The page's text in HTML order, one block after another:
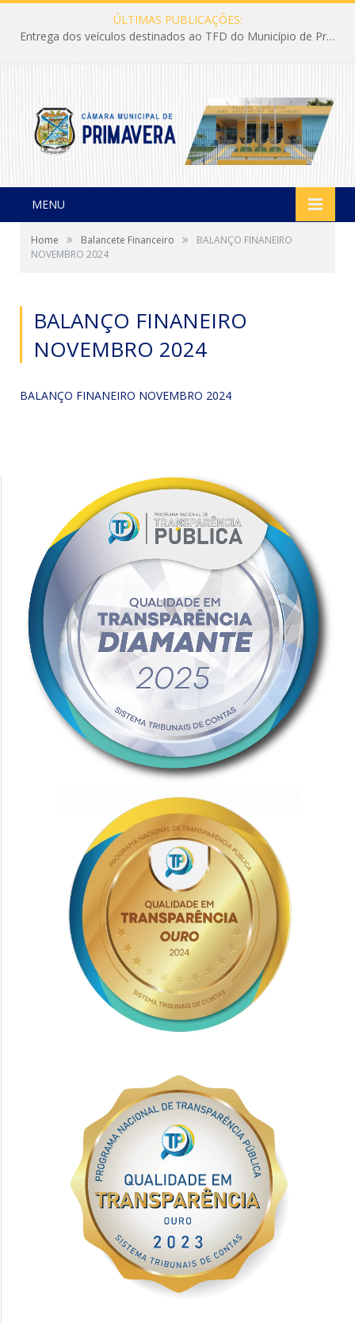
ÚLTIMAS PUBLICAÇÕES:
Entrega dos veículos destinados ao TFD do Município de Primavera
MENU
Home » Balancete Financeiro »
BALANÇO FINANEIRO
NOVEMBRO 2024
BALANÇO FINANEIRO
NOVEMBRO 2024
BALANÇO FINANEIRO NOVEMBRO 2024